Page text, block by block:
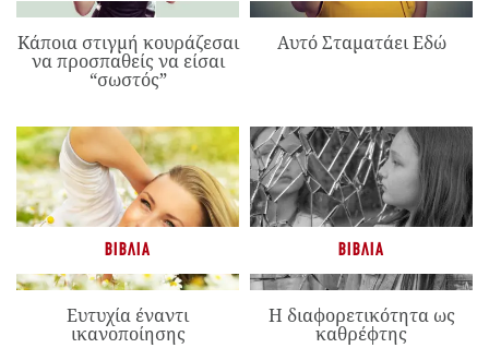
Κάποια στιγμή κουράζεσαι
να προσπαθείς να είσαι
“σωστός”
Αυτό Σταματάει Εδώ
ΒΙΒΛΊΑ
Ευτυχία έναντι
ικανοποίησης
ΒΙΒΛΊΑ
Η διαφορετικότητα ως
καθρέφτης